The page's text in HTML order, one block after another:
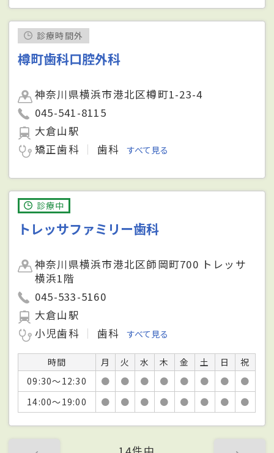
診療時間外
樽町歯科口腔外科
神奈川県横浜市港北区樽町1-23-4
045-541-8115
大倉山駅
矯正歯科
歯科 すべて見る
診療中
トレッサファミリー歯科
神奈川県横浜市港北区師岡町700 トレッサ
横浜1階
045-533-5160
大倉山駅
小児歯科
歯科 すべて見る
時間 月 火 水 木 金 土 日
祝
09:30～12:30
● ● ● ● ● ● ●
●
14:00～19:00
● ● ● ● ● ● ● ●